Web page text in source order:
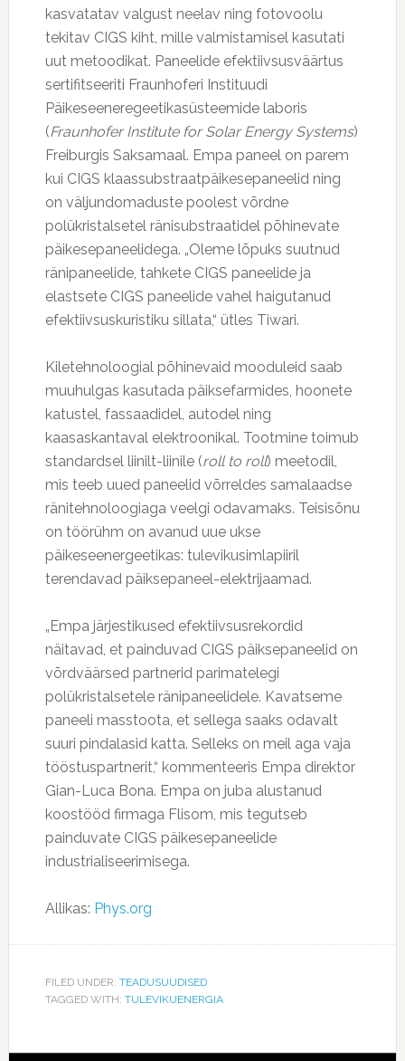
kasvatatav valgust neelav ning fotovoolu
tekitav CIGS kiht, mille valmistamisel kasutati
uut metoodikat. Paneelide efektiivsusväärtus
sertifitseeriti Fraunhoferi Instituudi
Päikeseeneregeetikasüsteemide laboris
(Fraunhofer Institute for Solar Energy Systems)
Freiburgis Saksamaal. Empa paneel on parem
kui CIGS klaassubstraatpäikesepaneelid ning
on väljundomaduste poolest võrdne
polükristalsetel ränisubstraatidel põhinevate
päikesepaneelidega. „Oleme lõpuks suutnud
ränipaneelide, tahkete CIGS paneelide ja
elastsete CIGS paneelide vahel haigutanud
efektiivsuskuristiku sillata,“ ütles Tiwari.
Kiletehnoloogial põhinevaid mooduleid saab
muuhulgas kasutada päiksefarmides, hoonete
katustel, fassaadidel, autodel ning
kaasaskantaval elektroonikal. Tootmine toimub
standardsel liinilt-liinile (roll to roll) meetodil,
mis teeb uued paneelid võrreldes samalaadse
ränitehnoloogiaga veelgi odavamaks. Teisisõnu
on töörühm on avanud uue ukse
päikeseenergeetikas: tulevikusimlapiiril
terendavad päiksepaneel-elektrijaamad.
„Empa järjestikused efektiivsusrekordid
näitavad, et painduvad CIGS päiksepaneelid on
võrdväärsed partnerid parimatelegi
polükristalsetele ränipaneelidele. Kavatseme
paneeli masstoota, et sellega saaks odavalt
suuri pindalasid katta. Selleks on meil aga vaja
tööstuspartnerit,“ kommenteeris Empa direktor
Gian-Luca Bona. Empa on juba alustanud
koostööd firmaga Flisom, mis tegutseb
painduvate CIGS päikesepaneelide
industrialiseerimisega.
Allikas: Phys.org
FILED UNDER: TEADUSUUDISED
TAGGED WITH: TULEVIKUENERGIA